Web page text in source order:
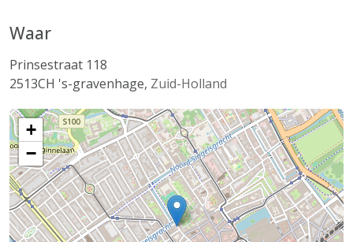
Waar
Prinsestraat 118
2513CH 's-gravenhage, Zuid-Holland
+
−